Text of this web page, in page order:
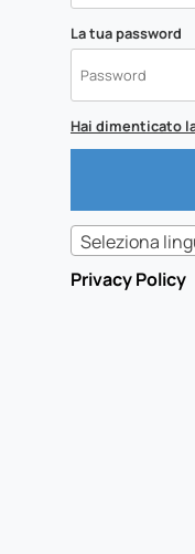
La tua password
Hai dimenticato
Seleziona
Privacy Policy